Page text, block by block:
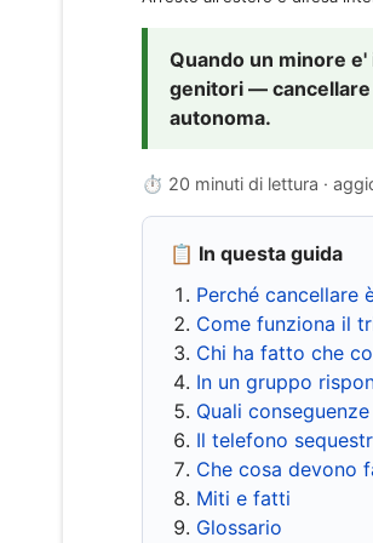
Quando un minore
genitori —
autonoma.
⏱ 20 minuti di lettura ·
📋 In questa guida
Perché cancellare
Come funziona il
Chi ha fatto che
In un gruppo
Quali
Il telefono
Che cosa devono
Miti e fatti
Glossario